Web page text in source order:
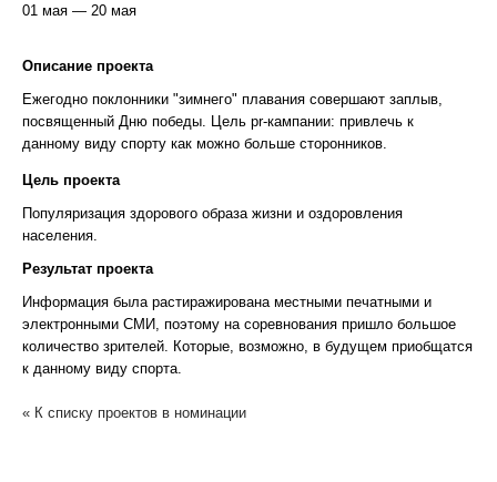
01 мая — 20 мая
Описание проекта
Ежегодно поклонники "зимнего" плавания совершают заплыв,
посвященный Дню победы. Цель pr-кампании: привлечь к
данному виду спорту как можно больше сторонников.
Цель проекта
Популяризация здорового образа жизни и оздоровления
населения.
Результат проекта
Информация была растиражирована местными печатными и
электронными СМИ, поэтому на соревнования пришло большое
количество зрителей. Которые, возможно, в будущем приобщатся
к данному виду спорта.
« К списку проектов в номинации